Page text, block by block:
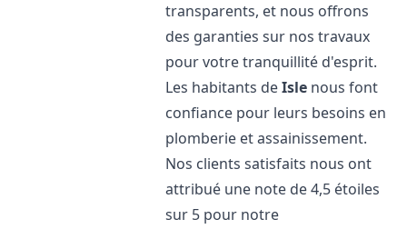
transparents, et nous offrons
des garanties sur nos travaux
pour votre tranquillité d'esprit.
Les habitants deIsle nous font
confiance pour leurs besoins en
plomberie et assainissement.
Nos clients satisfaits nous ont
attribué une note de 4,5 étoiles
sur 5 pour notre